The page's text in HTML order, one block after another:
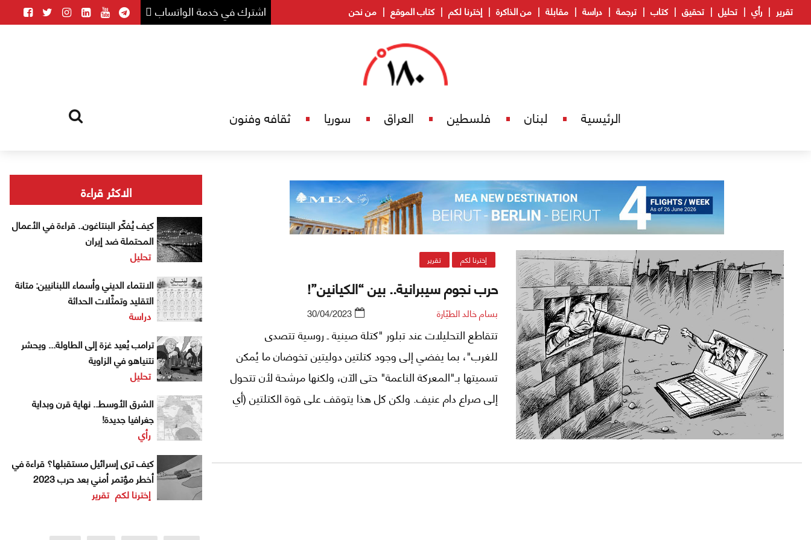
اشترك في خدمة الواتساب تقرير رأي تحليل تحقيق كتاب ترجمة دراسة مقابلة من الذاكرة إخترنا لكم كتاب الموقع من نحن
الرئيسية لبنان فلسطين العراق سوريا ثقافه وفنون
إخترنا لكم تقرير
حرب نجوم سيبرانية.. بين “الكيانين”!
بسام خالد الطيّارة 30/04/2023
تتقاطع التحليلات عند تبلور "كتلة صينية ـ روسية تتصدى
للغرب"، بما يفضي إلى وجود كتلتين دوليتين تخوضان ما يُمكن
تسميتها بـ"المعركة الناعمة" حتى الآن، ولكنها مرشحة لأن تتحول
إلى صراع دام عنيف. ولكن كل هذا يتوقف على قوة الكتلتين (أي
الاكثر قراءة
كيف يُفكّر البنتاغون.. قراءة في الأعمال
المحتملة ضد إيران
تحليل
الانتماء الديني وأسماء اللبنانيين: متانة
التقليد وتمثّلات الحداثة
دراسة
ترامب يُعيد غزة إلى الطاولة... ويحشر
نتنياهو في الزاوية
تحليل
الشرق الأوسط.. نهاية قرن وبداية
جغرافيا جديدة!
رأي
كيف ترى إسرائيل مستقبلها؟ قراءة في
أخطر مؤتمر أمني بعد حرب 2023
إخترنا لكم تقرير